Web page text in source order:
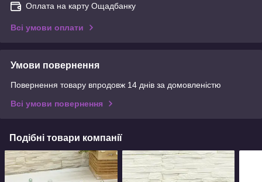
Оплата на карту Ощадбанку
Всі умови оплати
Умови повернення
Повернення товару впродовж 14 днів за домовленістю
Всі умови повернення
Подібні товари компанії